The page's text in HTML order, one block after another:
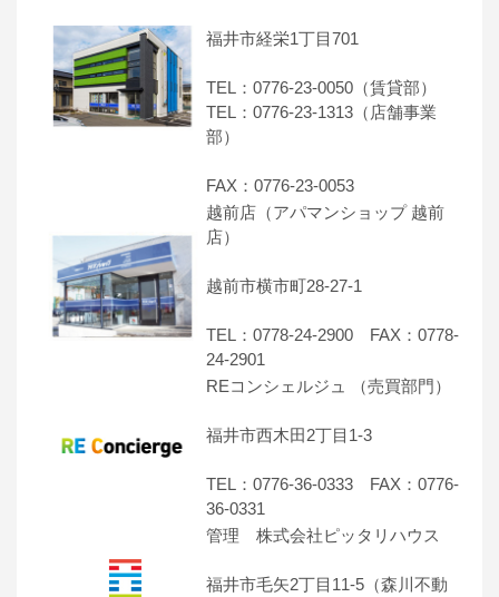
福井市経栄1丁目701
TEL：0776-23-0050（賃貸部）
TEL：0776-23-1313（店舗事業
部）
FAX：0776-23-0053
越前店（アパマンショップ 越前
店）
越前市横市町28-27-1
TEL：0778-24-2900 FAX：0778-
24-2901
REコンシェルジュ （売買部門）
福井市西木田2丁目1-3
TEL：0776-36-0333 FAX：0776-
36-0331
管理 株式会社ピッタリハウス
福井市毛矢2丁目11-5（森川不動